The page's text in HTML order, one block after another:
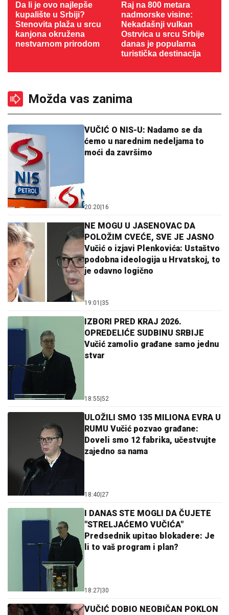
Da li je ovo najlepše
kupalište u Srbiji?
Stenovita plaža u srcu
kanjona okružena
nestvarnom prirodom
Raj na 800 metara
nadmorske visine:
Nekadašnji vulkan
Ostrvica u srcu Srbije
danas je popularna
turistička destinacija
Možda vas zanima
VUČIĆ O NIS-U: Nadamo se da
ćemo u narednim nedeljama to
moći da završimo
20:20 16
NE MOGU U JASENOVAC DA
POLOŽIM CVEĆE, SVE JE JASNO
Vučić o izjavi Plenkovića: Ustaštvo
podobna ideologija u Hrvatskoj, to
je odavno logično
19:01 35
IZBORI PRED KRAJ 2026.
OPREDELIĆE SUDBINU SRBIJE
Vučić zamolio građane samo jednu
stvar
18:55 52
ULOŽILI SMO 135 MILIONA EVRA U
RUMU Vučić pozvao građane:
Doveli smo 12 fabrika, učestvujte
zajedno sa nama
18:40 27
I DANAS STE MOGLI DA ČUJETE
"STRELJAĆEMO VUČIĆA"
Predsednik upitao blokadere: Je
li to vaš program i plan?
18:27 30
VUČIĆ DOBIO NEOBIČAN POKLON